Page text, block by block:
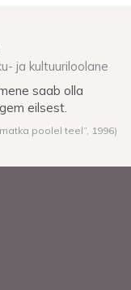
ja kultuuriloolane
saab olla
eilsest.
poolel teel”, 1996)